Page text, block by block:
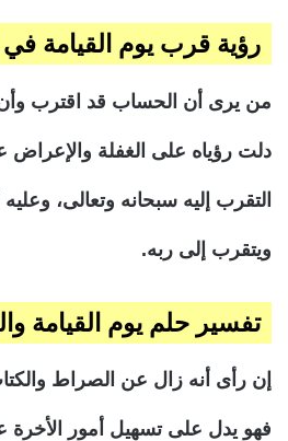
رؤية قرب يوم القيامة في
من يرى أن الحساب قد اقترب
دلت رؤياه على الغفلة
التقرب إليه سبحانه وتعالى،
ويتقرب إلى ربه.
تفسير حلم يوم القيامة
إن رأى أنه زال عن الصراط
فهو يدل على تسهيل أمور الأخرة